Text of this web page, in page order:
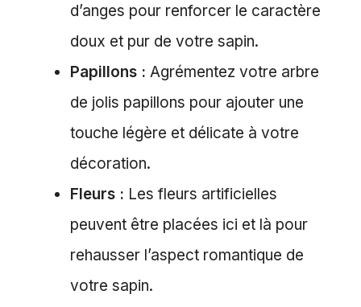
d’anges pour renforcer le caractère
doux et pur de votre sapin.
Papillons : Agrémentez votre arbre
de jolis papillons pour ajouter une
touche légère et délicate à votre
décoration.
Fleurs : Les fleurs artificielles
peuvent être placées ici et là pour
rehausser l’aspect romantique de
votre sapin.